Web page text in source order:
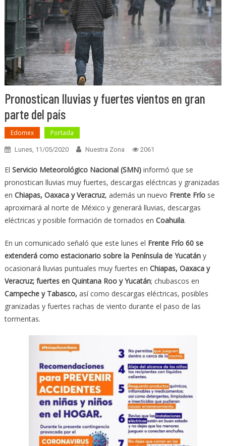
Pronostican lluvias y fuertes vientos en gran
parte del país
Edomex Portada
Lunes, 11/05/2020 Nuestra Zona 2061
El Servicio Meteorológico Nacional (SMN)informó que se
pronostican lluvias muy fuertes, descargas eléctricas y granizadas
en Chiapas, Oaxaca y Veracruz, además un nuevo Frente Fríose
aproximará al norte de México y generará lluvias, descargas
eléctricas y posible formación de tornados en Coahuila.
En un comunicado señaló que este lunes el Frente Frío 60 se
extenderá como estacionario sobre la Península de Yucatány
ocasionará lluvias puntuales muy fuertes en Chiapas, Oaxaca y
Veracruz; fuertes en Quintana Roo y Yucatán; chubascos en
Campeche y Tabasco, así como descargas eléctricas, posibles
granizadas y fuertes rachas de viento durante el paso de las
tormentas.